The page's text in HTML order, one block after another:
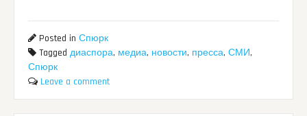
Posted inСпюрк
Taggedдиаспора, медиа, новости, пресса,СМИ,
Спюрк
Leave a comment